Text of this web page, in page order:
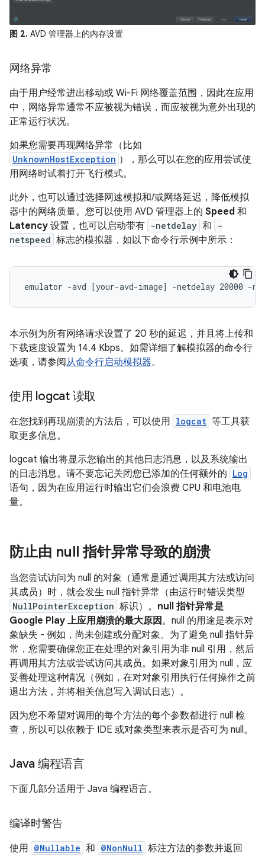
图 2. AVD 管理器上的内存设置
网络异常
由于用户经常进出移动或 Wi-Fi 网络覆盖范围，因此在应用
中，网络异常通常不应被视为错误，而应被视为意外出现的
正常运行状况。
如果您需要再现网络异常（比如
UnknownHostException ），那么可以在您的应用尝试使
用网络时试着打开飞行模式。
此外，也可以通过选择网速模拟和/或网络延迟，降低模拟
器中的网络质量。您可以使用 AVD 管理器上的 Speed 和
Latency 设置，也可以启动带有 -netdelay 和
-
netspeed 标志的模拟器，如以下命令行示例中所示：
本示例为所有网络请求设置了 20 秒的延迟，并且将上传和
下载速度设置为 14.4 Kbps。如需详细了解模拟器的命令行
选项，请参阅从命令行启动模拟器。
使用 logcat 读取
在您找到再现崩溃的方法后，可以使用 logcat 等工具获
取更多信息。
logcat 输出将显示您输出的其他日志消息，以及系统输出
的日志消息。请不要忘记关闭您已添加的任何额外的 Log
语句，因为在应用运行时输出它们会浪费 CPU 和电池电
量。
防止由 null 指针异常导致的崩溃
当您尝试访问为 null 的对象（通常是通过调用其方法或访问
其成员）时，就会发生 null 指针异常（由运行时错误类型
NullPointerException 标识）。 null 指针异常是
Google Play 上应用崩溃的最大原因 。null 的用途是表示对
象缺失 - 例如，尚未创建或分配对象。为了避免 null 指针异
常，您需要确保您正在处理的对象引用为非 null 引用，然后
再调用其方法或尝试访问其成员。如果对象引用为 null，应
妥善处理这种情况（例如，在对对象引用执行任何操作之前
退出方法，并将相关信息写入调试日志）。
因为您不希望对调用的每个方法的每个参数都进行 null 检
查，所以可以依赖于 IDE 或对象类型来表示是否可为 null。
Java 编程语言
下面几部分适用于 Java 编程语言。
编译时警告
使用 @Nullable 和 @NonNull 标注方法的参数并返回